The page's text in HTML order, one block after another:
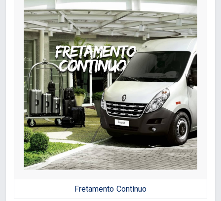
Fretamento Contínuo